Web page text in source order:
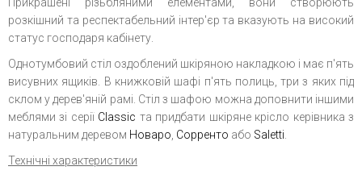
розкішний та респектабельний інтер'єр та вказують на високий
статус господаря кабінету.
Однотумбовий стіл оздоблений шкіряною накладкою і має п'ять
висувних ящиків. В книжковій шафі п'ять полиць, три з яких під
склом у дерев'яній рамі. Стіл з шафою можна доповнити іншими
меблями зі серіїСlassic та придбати шкіряне крісло керівника з
натуральним деревом Новаро Сорренто або Saletti
Технічні характеристики